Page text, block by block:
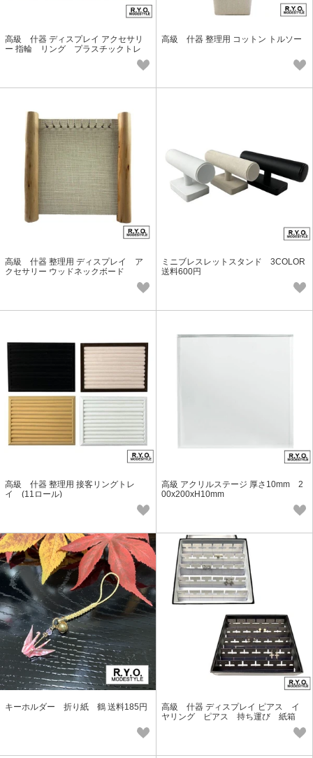
高級 什器 ディスプレイ アクセサリ
ー 指輪 リング プラスチックトレ
高級 什器 整理用 コットン トルソー
高級 什器 整理用 ディスプレイ ア
クセサリー ウッドネックボード
ミニブレスレットスタンド 3COLOR
送料600円
高級 什器 整理用 接客リングトレ
イ (11ロール)
高級 アクリルステージ 厚さ10mm 2
00x200xH10mm
キーホルダー 折り紙 鶴 送料185円
高級 什器 ディスプレイ ピアス イ
ヤリング ピアス 持ち運び 紙箱